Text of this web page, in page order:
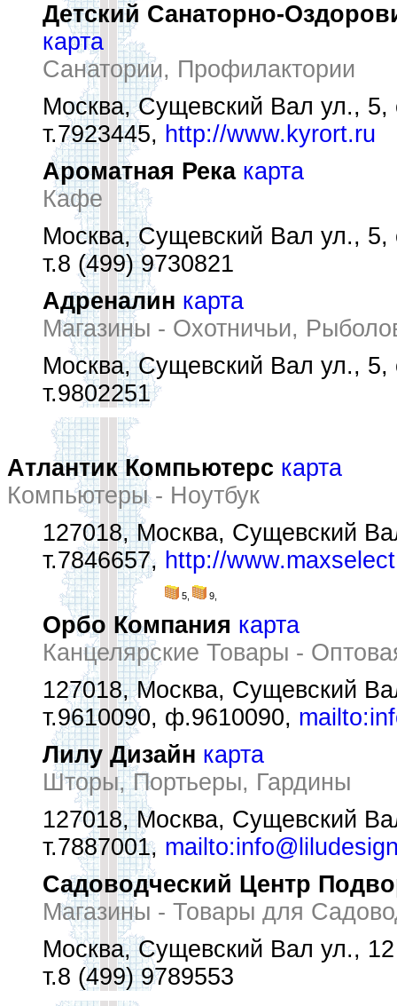
Детский Санаторно-
карта
Санатории, Профилактории
Москва, Сущевский Вал ул., 5,
т.7923445, http://www.kyrort.ru
Ароматная Река карта
Кафе
Москва, Сущевский Вал ул., 5,
т.8 (499) 9730821
Адреналин карта
Магазины - Охотничьи,
Москва, Сущевский Вал ул., 5,
т.9802251
Атлантик Компьютерс карта
Компьютеры - Ноутбук
127018, Москва, Сущевский
т.7846657, http://
5, 9,
Орбо Компания карта
Канцелярские Товары -
127018, Москва, Сущевский
т.9610090, ф.9610090,
Лилу Дизайн карта
Шторы, Портьеры, Гардины
127018, Москва, Сущевский
т.7887001,
Садоводческий Центр
Магазины - Товары для
Москва, Сущевский Вал ул., 12
т.8 (499) 9789553